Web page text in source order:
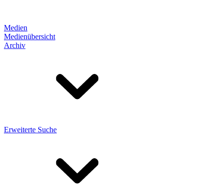
Medien
Medienübersicht
Archiv
Erweiterte Suche